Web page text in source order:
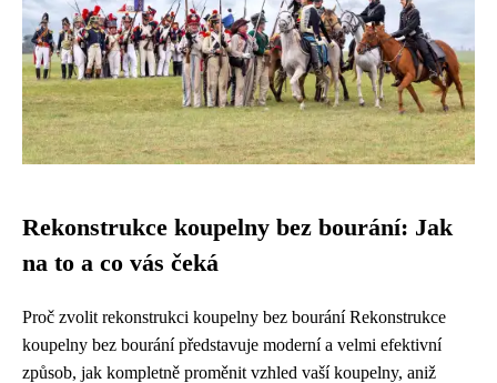
Rekonstrukce koupelny bez bourání: Jak
na to a co vás čeká
Proč zvolit rekonstrukci koupelny bez bourání Rekonstrukce
koupelny bez bourání představuje moderní a velmi efektivní
způsob, jak kompletně proměnit vzhled vaší koupelny, aniž